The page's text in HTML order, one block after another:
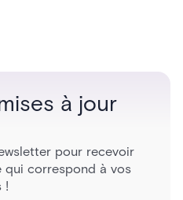
à jour
pour recevoir
qui correspond à vos
!